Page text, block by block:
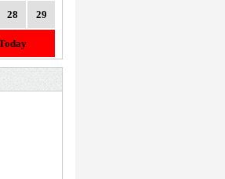
28 29